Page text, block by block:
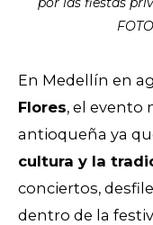
En Medellín en
Flores, el evento
antioqueña ya
cultura y la
conciertos,
dentro de la